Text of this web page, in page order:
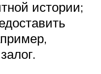
истории;